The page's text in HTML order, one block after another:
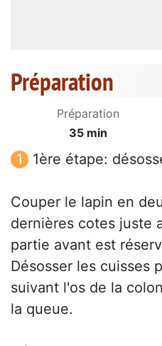
Préparation
Préparation
35 min
1ère étape:
Couper le lapin en
dernières cotes juste
partie avant est
Désosser les cuisses
suivant l'os de la
la queue.